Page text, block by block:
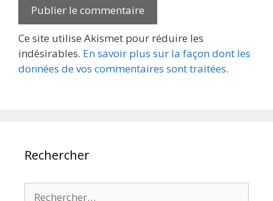
Ce site utilise Akismet pour réduire les
indésirables. En savoir plus sur la façon dont les
données de vos commentaires sont traitées.
Rechercher